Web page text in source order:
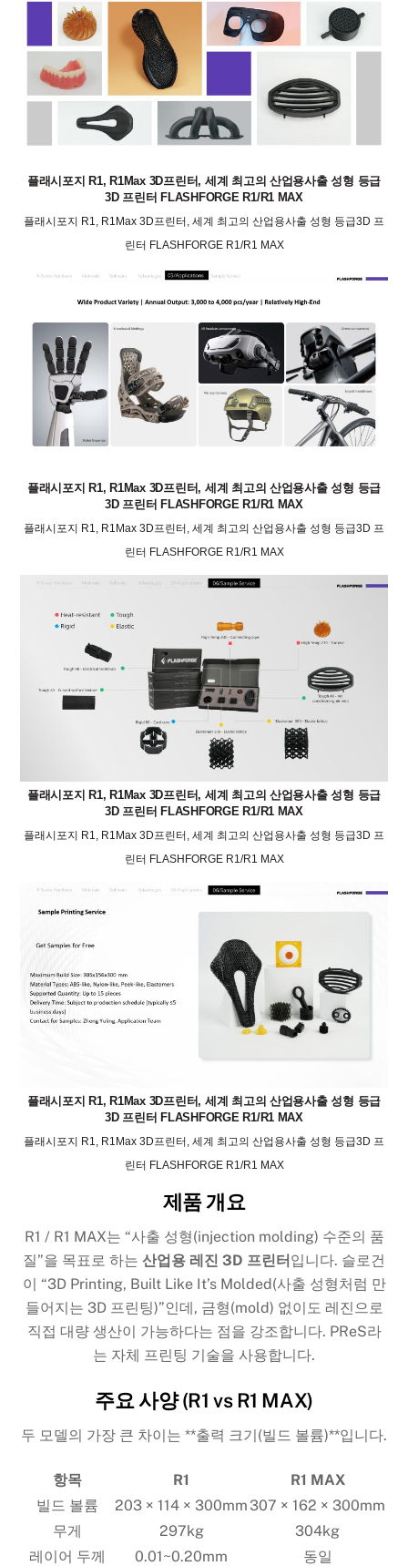
플래시포지 R1, R1Max 3D프린터, 세계 최고의 산업용사출 성형 등급
3D 프린터 FLASHFORGE R1/R1 MAX
플래시포지 R1, R1Max 3D프린터, 세계 최고의 산업용사출 성형 등급3D 프
린터 FLASHFORGE R1/R1 MAX
플래시포지 R1, R1Max 3D프린터, 세계 최고의 산업용사출 성형 등급
3D 프린터 FLASHFORGE R1/R1 MAX
플래시포지 R1, R1Max 3D프린터, 세계 최고의 산업용사출 성형 등급3D 프
린터 FLASHFORGE R1/R1 MAX
플래시포지 R1, R1Max 3D프린터, 세계 최고의 산업용사출 성형 등급
3D 프린터 FLASHFORGE R1/R1 MAX
플래시포지 R1, R1Max 3D프린터, 세계 최고의 산업용사출 성형 등급3D 프
린터 FLASHFORGE R1/R1 MAX
플래시포지 R1, R1Max 3D프린터, 세계 최고의 산업용사출 성형 등급
3D 프린터 FLASHFORGE R1/R1 MAX
플래시포지 R1, R1Max 3D프린터, 세계 최고의 산업용사출 성형 등급3D 프
린터 FLASHFORGE R1/R1 MAX
제품 개요
R1 / R1 MAX는 “사출 성형(injection molding) 수준의 품
질”을 목표로 하는 산업용 레진 3D 프린터 입니다. 슬로건
이 “3D Printing, Built Like It’s Molded(사출 성형처럼 만
들어지는 3D 프린팅)”인데, 금형(mold) 없이도 레진으로
직접 대량 생산이 가능하다는 점을 강조합니다. PReS라
는 자체 프린팅 기술을 사용합니다.
주요 사양 (R1 vs R1 MAX)
두 모델의 가장 큰 차이는 **출력 크기(빌드 볼륨)**입니다.
항목 R1
R1 MAX
빌드 볼륨
203 × 114 × 300mm 307 × 162 × 300mm
무게
297kg
304kg
레이어 두께
0.01~0.20mm
동일